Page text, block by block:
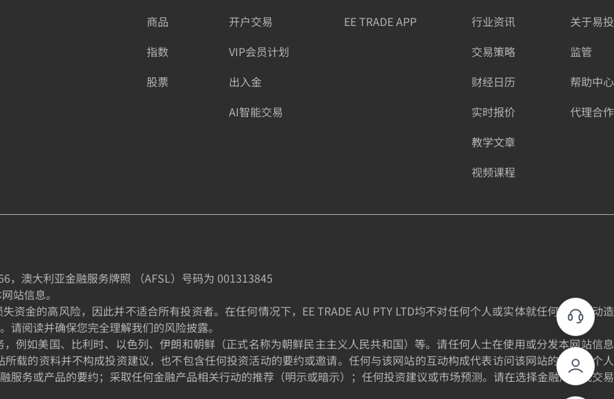
商品
指数
股票
开户交易
VIP会员计划
出入金
AI智能交易
EE TRADE APP
行业资讯
交易策略
财经日历
实时报价
教学文章
视频课程
关于易投
监管
帮助中心
代理合作
，澳大利亚金融服务牌照 （AFSL）号码为 001313845
站信息。
金的高风险，因此并不适合所有投资者。在任何情况下，EE TRADE AU PTY LTD均不对任何个人或实体就任何投资活动造
阅读并确保您完全理解我们的风险披露。
，例如美国、比利时、以色列、伊朗和朝鲜（正式名称为朝鲜民主主义人民共和国）等。请任何人士在使用或分发本网站信息
载的资料并不构成投资建议，也不包含任何投资活动的要约或邀请。任何与该网站的互动构成代表访问该网站的个人的个人
服务或产品的要约；采取任何金融产品相关行动的推荐（明示或暗示）；任何投资建议或市场预测。请在选择金融产品或交易